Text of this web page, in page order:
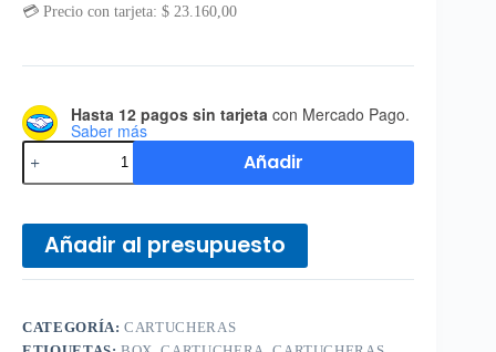
💳 Precio con tarjeta: $ 23.160,00
Hasta 12 pagos sin tarjeta con Mercado Pago.
Saber más
Añadir
Añadir al presupuesto
CATEGORÍA:CARTUCHERAS